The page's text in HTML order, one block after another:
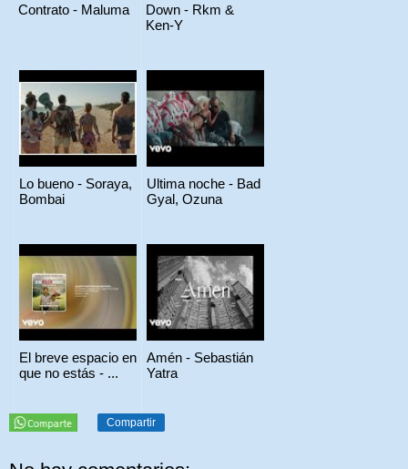
Contrato - Maluma
Down - Rkm &
Ken-Y
Lo bueno - Soraya,
Bombai
Ultima noche - Bad
Gyal, Ozuna
El breve espacio en
que no estás - ...
Amén - Sebastián
Yatra
Compartir